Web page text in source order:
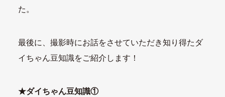
た。
最後に、撮影時にお話をさせていただき知り得たダ
イちゃん豆知識をご紹介します！
★ダイちゃん豆知識①